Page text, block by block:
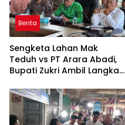
Berita
Sengketa Lahan Mak
Teduh vs PT Arara Abadi,
Bupati Zukri Ambil Langkah